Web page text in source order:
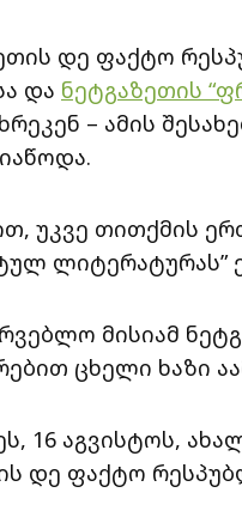
დე ფაქტო
და ნეტგაზეთის
– ამის
უკვე თითქმის
ლიტერატურას”
მისიამ
ცხელი ხაზი
16 აგვისტოს,
დე ფაქტო